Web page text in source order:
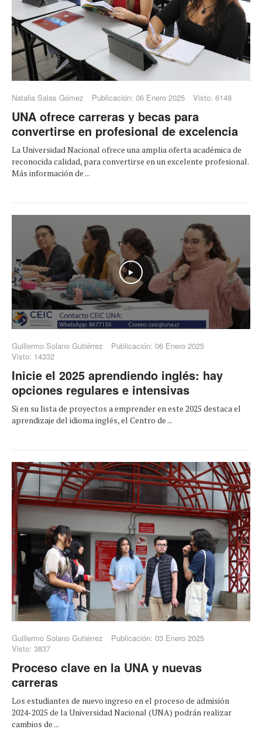
Natalia Salas Gómez Publicación: 06 Enero 2025 Visto: 6148
UNA ofrece carreras y becas para
convertirse en profesional de excelencia
La Universidad Nacional ofrece una amplia oferta académica de
reconocida calidad, para convertirse en un excelente profesional.
Más información de ...
Play
Guillermo Solano Gutiérrez
Publicación: 06 Enero 2025
Visto: 14332
Inicie el 2025 aprendiendo inglés: hay
opciones regulares e intensivas
Si en su lista de proyectos a emprender en este 2025 destaca el
aprendizaje del idioma inglés, el Centro de ...
Guillermo Solano Gutiérrez
Publicación: 03 Enero 2025
Visto: 3837
Proceso clave en la UNA y nuevas
carreras
Los estudiantes de nuevo ingreso en el proceso de admisión
2024-2025 de la Universidad Nacional (UNA) podrán realizar
cambios de ...